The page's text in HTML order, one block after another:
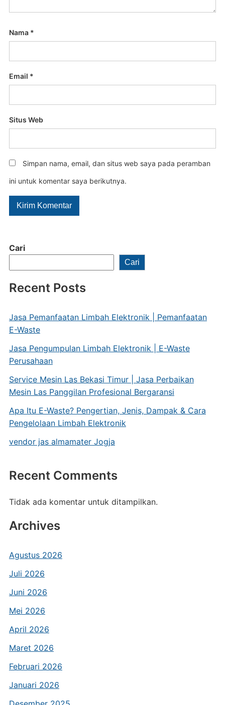
Cari
Cari
Recent Posts
Jasa Pemanfaatan Limbah Elektronik | Pemanfaatan
E-Waste
Jasa Pengumpulan Limbah Elektronik | E-Waste
Perusahaan
Service Mesin Las Bekasi Timur | Jasa Perbaikan
Mesin Las Panggilan Profesional Bergaransi
Apa Itu E-Waste? Pengertian, Jenis, Dampak & Cara
Pengelolaan Limbah Elektronik
vendor jas almamater Jogja
Recent Comments
Tidak ada komentar untuk ditampilkan.
Archives
Agustus 2026
Juli 2026
Juni 2026
Mei 2026
April 2026
Maret 2026
Februari 2026
Januari 2026
Nama *
Email *
Situs Web
Simpan nama, email, dan situs web saya pada peramban
ini untuk komentar saya berikutnya.